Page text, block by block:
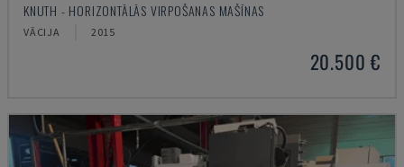
KNUTH - HORIZONTĀLĀS VIRPOŠANAS MAŠĪNAS
VĀCIJA 2015
20.500 €